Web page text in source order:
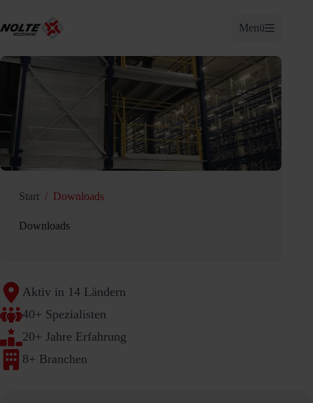
springen
Menü
Start / Downloads
Downloads
Aktiv in 14 Ländern
40+ Spezialisten
20+ Jahre Erfahrung
8+ Branchen